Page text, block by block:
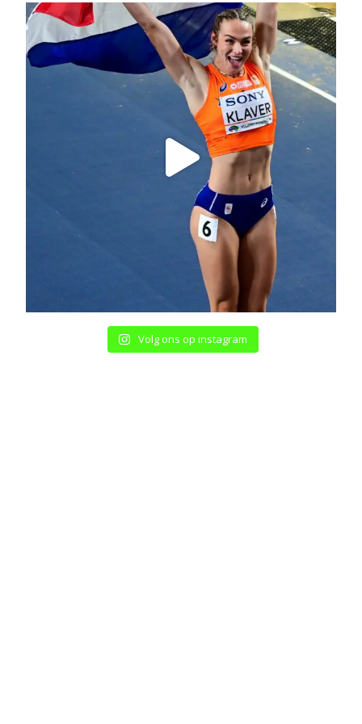
Volg ons op instagram